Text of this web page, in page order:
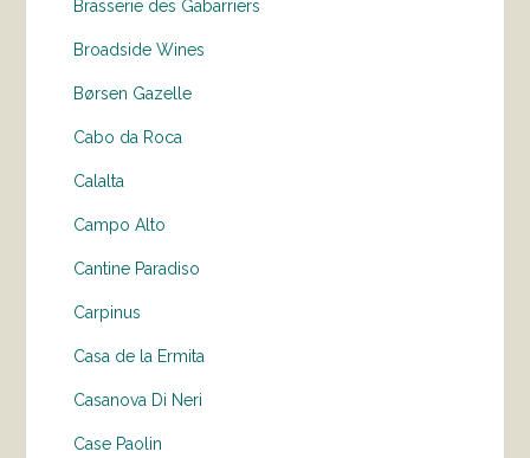
Brasserie des Gabarriers
Broadside Wines
Børsen Gazelle
Cabo da Roca
Calalta
Campo Alto
Cantine Paradiso
Carpinus
Casa de la Ermita
Casanova Di Neri
Case Paolin